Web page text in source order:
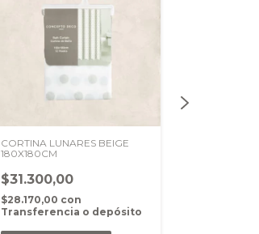
CORTINA LUNARES BEIGE
180X180CM
$31.300,00
$28.170,00 con
Transferencia o depósito